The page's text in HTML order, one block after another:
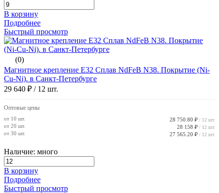
В корзину
Подробнее
Быстрый просмотр
(0)
Магнитное крепление E32 Сплав NdFeB N38. Покрытие (Ni-
Cu-Ni). в Санкт-Петербурге
29 640 ₽ / 12 шт.
Оптовые цены
от 10 шт. 28 750.80 ₽ / 12 шт.
от 20 шт. 28 158 ₽ / 12 шт.
от 30 шт. 27 565.20 ₽ / 12 шт.
Наличие: много
В корзину
Подробнее
Быстрый просмотр